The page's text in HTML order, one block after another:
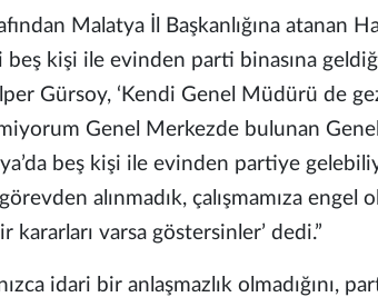
Malatya İl Başkanlığına atanan
beş kişi ile evinden parti binasına
Gürsoy, ‘Kendi Genel Müdürü de
Genel Merkezde bulunan
beş kişi ile evinden partiye
alınmadık, çalışmamıza engel
kararları varsa göstersinler’ dedi.”
idari bir anlaşmazlık olmadığını,